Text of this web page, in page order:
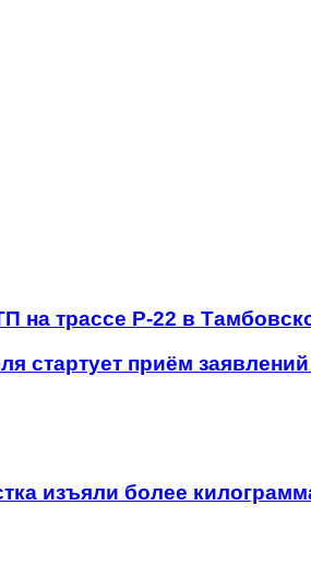
на трассе Р-22 в
стартует приём
изъяли более